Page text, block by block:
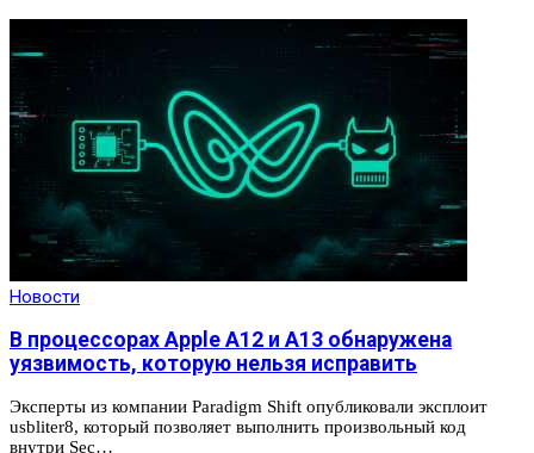
Новости
В процессорах Apple A12 и A13 обнаружена
уязвимость, которую нельзя исправить
Эксперты из компании Paradigm Shift опубликовали эксплоит
usbliter8, который позволяет выполнить произвольный код
внутри Sec…